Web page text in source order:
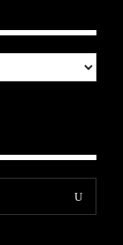
Search